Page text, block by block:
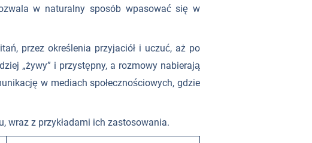
w naturalny sposób wpasować się w
przez określenia przyjaciół i uczuć, aż po
„żywy” i przystępny, a rozmowy nabierają
w mediach społecznościowych, gdzie
wraz z przykładami ich zastosowania.